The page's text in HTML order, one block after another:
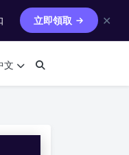
立即領取 ✕
文